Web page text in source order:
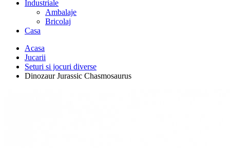
Industriale
Ambalaje
Bricolaj
Casa
Acasa
Jucarii
Seturi si jocuri diverse
Dinozaur Jurassic Chasmosaurus